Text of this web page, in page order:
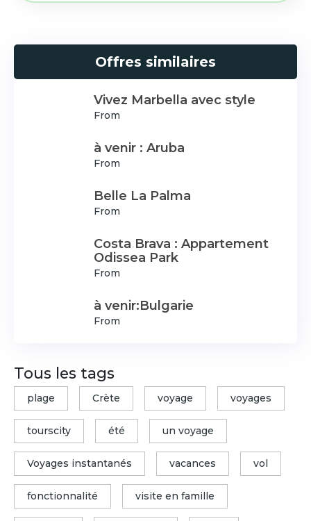
Offres similaires
Vivez Marbella avec style
From
à venir : Aruba
From
Belle La Palma
From
Costa Brava : Appartement
Odissea Park
From
à venir:Bulgarie
From
Tous les tags
plage Crète voyage voyages
tourscity été un voyage
Voyages instantanés vacances vol
fonctionnalité visite en famille